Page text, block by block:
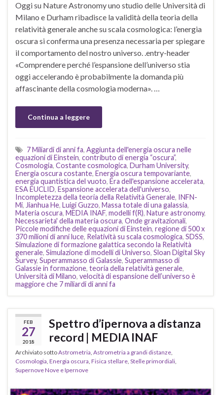
Oggi su Nature Astronomy uno studio delle Università di
Milano e Durham ribadisce la validità della teoria della
relatività generale anche su scala cosmologica: l’energia
oscura si conferma una presenza necessaria per spiegare
il comportamento del nostro universo. .entry-header
«Comprendere perché l’espansione dell’universo stia
oggi accelerando è probabilmente la domanda più
affascinante della cosmologia moderna». …
Continua a leggere
7 Miliardi di anni fa, Aggiunta dell'energia oscura nelle
equazioni di Einstein, contributo di energia “oscura”,
Cosmologia, Costante cosmologica, Durham University,
Energia oscura costante, Energia oscura tempovariante,
energia quantistica del vuoto, Era dell'espansione accelerata,
ESA EUCLID, Espansione accelerata dell'universo,
Incompletezza della teoria della Relatività Generale, INFN-
Mi, Jianhua He, Luigi Guzzo, Massa totale di una galassia,
Materia oscura, MEDIA INAF, modelli f(R), Nature astronomy,
Necessarieta' della materia oscura, Onde gravitazionali,
Piccole modifiche delle equazioni di Einstein, regione di 500 x
370 milioni di anni luce, Relatività su scala cosmologica, SDSS,
Simulazione di formazione galattica secondo la Relatività
generale, Simulazione di modelli di Universo, Sloan Digital Sky
Survey, Superammasso di Galassie, Superammasso di
Galassie in formazione, teoria della relatività generale,
Università di Milano, velocità di espansione dell’universo è
maggiore che 7 miliardi di anni fa
FEB
27
2018
Spettro d’ipernova a distanza
record | MEDIA INAF
Archiviato sottoAstrometria, Astrometria a grandi distanze,
Cosmologia, Energia oscura, Fisica stellare, Stelle primordiali,
Supernove Nove e Ipernove